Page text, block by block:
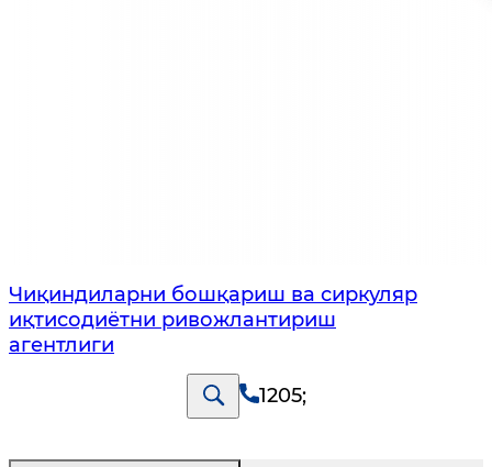
Чиқиндиларни бошқариш ва сиркуляр
иқтисодиётни ривожлантириш
агентлиги
1205;